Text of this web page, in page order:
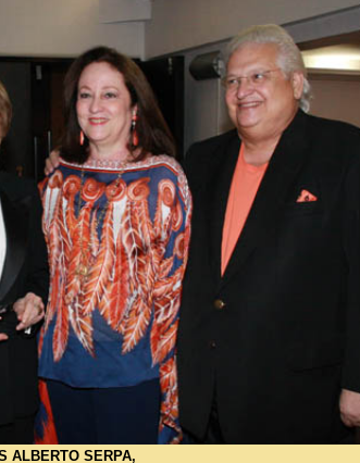
ALBERTO SERPA,